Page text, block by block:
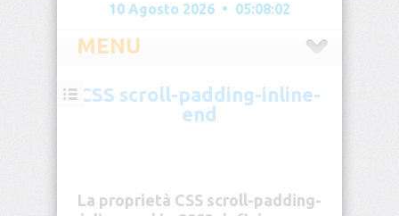
10 Agosto 2026 • 05:08:04
MENU
CSS
CSS
CSS scroll-padding-inline-
end
La proprietà CSS scroll-padding-